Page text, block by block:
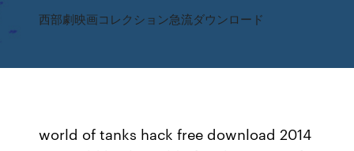
西部劇映画コレクション急流ダウンロード
world of tanks hack free download 2014